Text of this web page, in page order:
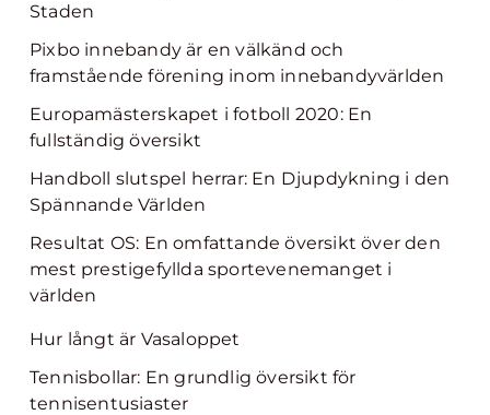
Staden
Pixbo innebandy är en välkänd och
framstående förening inom innebandyvärlden
Europamästerskapet i fotboll 2020: En
fullständig översikt
Handboll slutspel herrar: En Djupdykning i den
Spännande Världen
Resultat OS: En omfattande översikt över den
mest prestigefyllda sportevenemanget i
världen
Hur långt är Vasaloppet
Tennisbollar: En grundlig översikt för
tennisentusiaster